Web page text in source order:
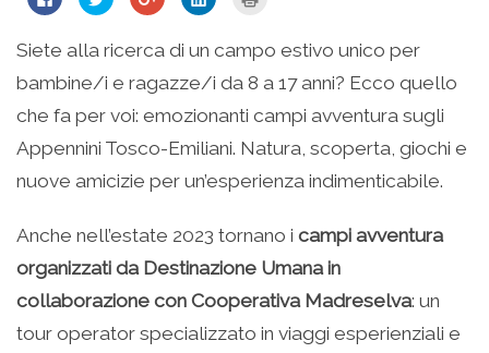
clic
su
Facebook
(Si
apre
una
nuova
finestra)
clic
condividere
su
Twitter
(Si
in
una
nuova
finestra)
clic
condividere
su
(Si
in
una
nuova
finestra)
clic
condividere
su
LinkedIn
(Si
in
una
nuova
finestra)
stampare
(Si
in
nuova
finestra)
Siete alla ricerca di un campo estivo unico per
bambine/i e ragazze/i da 8 a 17 anni? Ecco quello
che fa per voi: emozionanti campi avventura sugli
Appennini Tosco-Emiliani. Natura, scoperta, giochi e
nuove amicizie per un’esperienza indimenticabile.
Anche nell’estate 2023 tornano i campi avventura
organizzati da Destinazione Umana in
collaborazione con Cooperativa Madreselva: un
tour operator specializzato in viaggi esperienziali e